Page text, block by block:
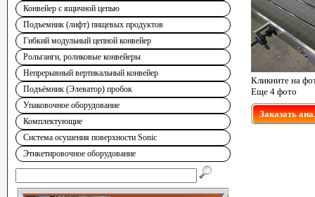
Конвейер с ящичной цепью
Подъемник (лифт) пищевых продуктов
Гибкий модульный цепной конвейер
Рольганги, роликовые конвейеры
Непрерывный вертикальный конвейер
Подъёмник (Элеватор) пробок
Упаковочное оборудование
Комплектующие
Система осушения поверхности Sonic
Этикетировочное оборудование
Кликните на
Еще 4 фото
Заказать